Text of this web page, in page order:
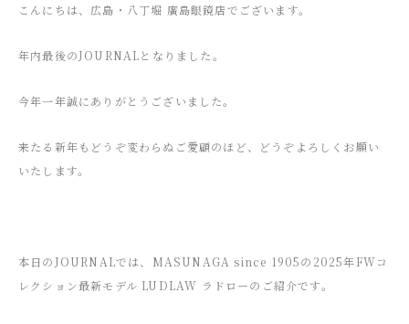
こんにちは、広島・八丁堀 廣島眼鏡店でございます。
年内最後のJOURNALとなりました。
今年一年誠にありがとうございました。
来たる新年もどうぞ変わらぬご愛顧のほど、どうぞよろしくお願い
いたします。
本日のJOURNALでは、MASUNAGA since 1905の2025年FWコ
レクション最新モデル LUDLAW ラドローのご紹介です。